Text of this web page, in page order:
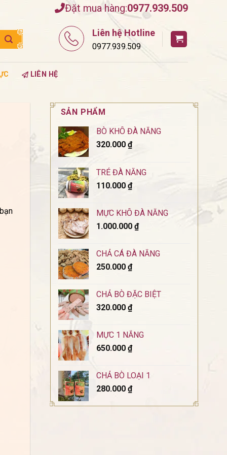
Đặt mua hàng:0977.939.509
Liên hệ Hotline
0977.939.509
LIÊN HỆ
SẢN PHẨM
BÒ KHÔ ĐÀ NẴNG
320.000 ₫
TRÉ ĐÀ NẴNG
110.000 ₫
MỰC KHÔ ĐÀ NẴNG
1.000.000 ₫
CHẢ CÁ ĐÀ NẴNG
250.000 ₫
CHẢ BÒ ĐẶC BIỆT
320.000 ₫
MỰC 1 NẮNG
650.000 ₫
CHẢ BÒ LOẠI 1
280.000 ₫